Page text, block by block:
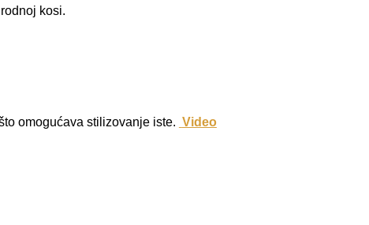
kosi.
omogućava stilizovanje iste. Video